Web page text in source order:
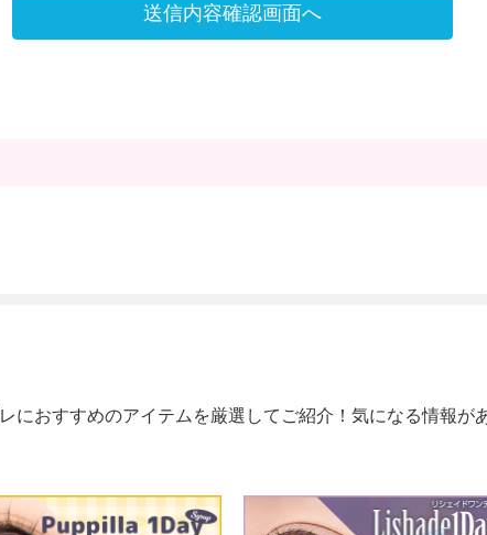
送信内容確認画面へ
におすすめのアイテムを厳選してご紹介！気になる情報が